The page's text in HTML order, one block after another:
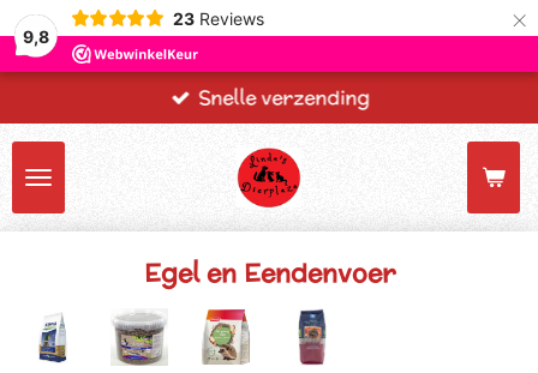
9,8
23 Reviews ×
Snelle verzending
Egel en Eendenvoer